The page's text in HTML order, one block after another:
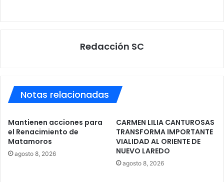
Redacción SC
Notas relacionadas
Mantienen acciones para
el Renacimiento de
Matamoros
agosto 8, 2026
CARMEN LILIA CANTUROSAS
TRANSFORMA IMPORTANTE
VIALIDAD AL ORIENTE DE
NUEVO LAREDO
agosto 8, 2026